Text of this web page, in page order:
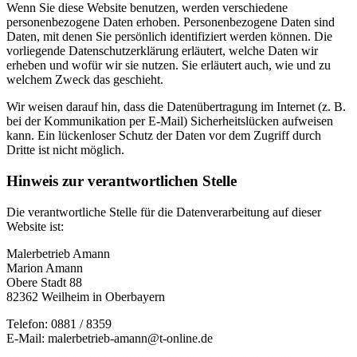
Wenn Sie diese Website benutzen, werden verschiedene
personenbezogene Daten erhoben. Personenbezogene Daten sind
Daten, mit denen Sie persönlich identifiziert werden können. Die
vorliegende Datenschutzerklärung erläutert, welche Daten wir
erheben und wofür wir sie nutzen. Sie erläutert auch, wie und zu
welchem Zweck das geschieht.
Wir weisen darauf hin, dass die Datenübertragung im Internet (z. B.
bei der Kommunikation per E-Mail) Sicherheitslücken aufweisen
kann. Ein lückenloser Schutz der Daten vor dem Zugriff durch
Dritte ist nicht möglich.
Hinweis zur verantwortlichen Stelle
Die verantwortliche Stelle für die Datenverarbeitung auf dieser
Website ist:
Malerbetrieb Amann
Marion Amann
Obere Stadt 88
82362 Weilheim in Oberbayern
Telefon: 0881 / 8359
E-Mail: malerbetrieb-amann@t-online.de